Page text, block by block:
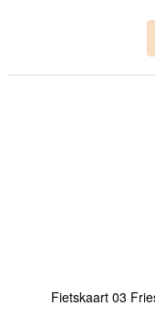
Fietskaart 03